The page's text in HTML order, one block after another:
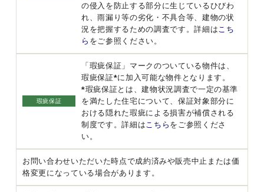
の侵入を防止する部分に生じているひびわ
れ、雨漏り等の劣化・不具合等、建物の状
況を把握するための調査です。詳細は こち
ら をご参照ください。
瑕疵保証
「瑕疵保証」マークのついている物件は、
瑕疵保証*に加入可能な物件となります。
*瑕疵保証とは、建物状況調査で一定の基準
を満たした住宅について、保証対象部分に
おける隠れた瑕疵による損害が補償される
制度です。詳細は こちら をご参照くださ
い。
お問い合わせいただいた時点で成約済みや販売中止または価
格変更になっている場合があります。